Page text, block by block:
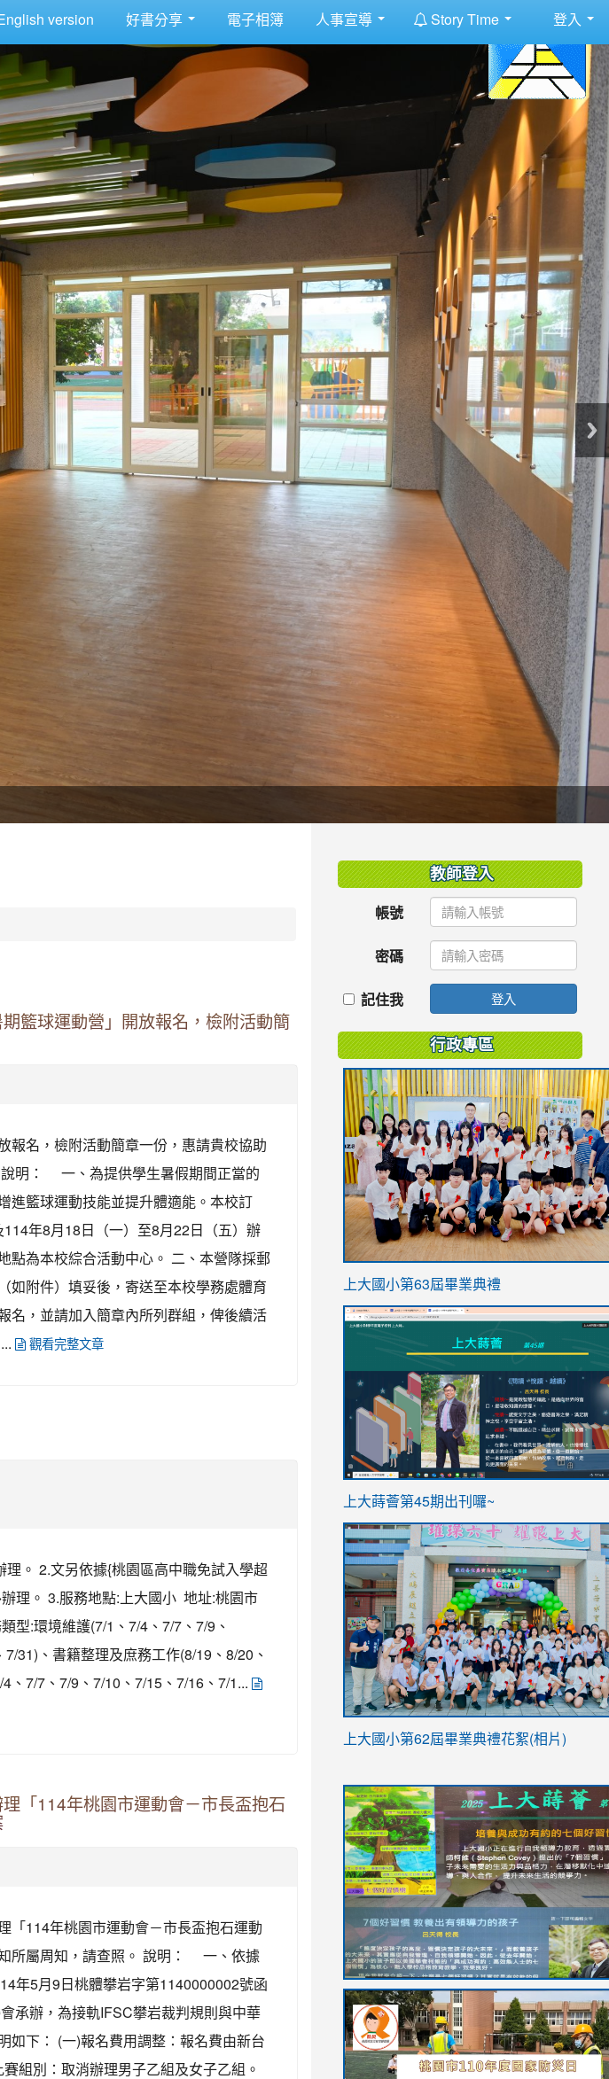
English version 好書分享 電子相簿 人事宣導 Story Time 登入
籃球運動營」開放報名，檢附活動簡
報名，檢附活動簡章一份，惠請貴校協助
明： 一、為提供學生暑假期間正當的
進籃球運動技能並提升體適能。本校訂
年8月18日（一）至8月22日（五）辦
點為本校綜合活動中心。 二、本營隊採郵
如附件）填妥後，寄送至本校學務處體育
名，並請加入簡章內所列群組，俾後續活
觀看完整文章
。 2.文另依據{桃園區高中職免試入學超
理。 3.服務地點:上大國小 地址:桃園市
型:環境維護(7/1、7/4、7/7、7/9、
31)、書籍整理及庶務工作(8/19、8/20、
、7/7、7/9、7/10、7/15、7/16、7/1...
「114年桃園市運動會－市長盃抱石
「114年桃園市運動會－市長盃抱石運動
所屬周知，請查照。 說明： 一、依據
年5月9日桃體攀岩字第1140000002號函
承辦，為接軌IFSC攀岩裁判規則與中華
如下： (一)報名費用調整：報名費由新台
組別：取消辦理男子乙組及女子乙組。
教師登入
帳號
密碼
記住我 登入
行政專區
link
https://sites.google.com/stes.tyc.edu.tw/
上大國小第63屆畢業典禮
link
ink
https://sites.google.com/stes.tyc.edu.tw/
link
https://sites.google.com/stes.tyc.edu.tw/
上大蒔薈第45期出刊囉~
link
YfDQppRvyMk686kIw6SBbssEIZ6WnT/
usp=sharing
上大國小第62屆畢業典禮花絮(相片)
to
https://drive.google.com/file/d/1I-
YfDQppRvyMk686kIw6SBbssEIZ6WnT/
usp=sharing
to
https://sites.google.com/stes.tyc.edu.tw/
link
to
https://sites.google.com/stes.tyc.edu.tw/
link
to
https://drive.google.com/file/d/
usp=sharing
link
to
https://youtu.be/jJOMVWY3-
8M
link
to
https://drive.google.com/file/d/
usp=sharing